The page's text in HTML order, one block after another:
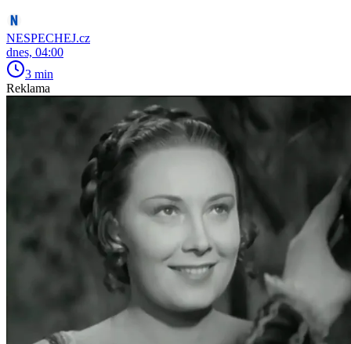
NESPECHEJ.cz
dnes, 04:00
3 min
Reklama